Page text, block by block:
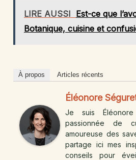
LIRE AUSSI Est-ce que
Botanique, cuisine et
À propos Articles récents
Éléonore
Je suis Éléonore
passionnée de
amoureuse des
partage ici mes
conseils pour